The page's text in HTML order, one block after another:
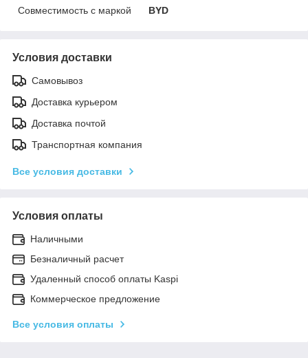
Совместимость с маркой
BYD
Условия доставки
Самовывоз
Доставка курьером
Доставка почтой
Транспортная компания
Все условия доставки
Условия оплаты
Наличными
Безналичный расчет
Удаленный способ оплаты Kaspi
Коммерческое предложение
Все условия оплаты